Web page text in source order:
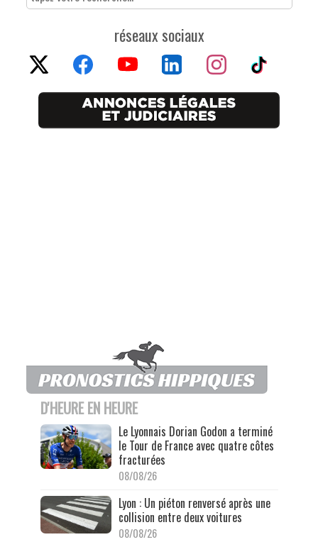
réseaux sociaux
D'HEURE EN HEURE
Le Lyonnais Dorian Godon a terminé
le Tour de France avec quatre côtes
fracturées
08/08/26
Lyon : Un piéton renversé après une
collision entre deux voitures
08/08/26